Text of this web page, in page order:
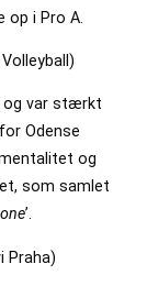
op i Pro A.
og var stærkt
Odense
og
som samlet
’.
Praha)